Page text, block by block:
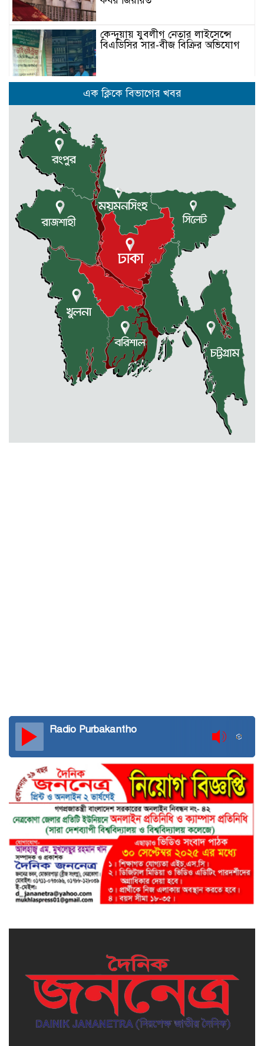
কেন্দুয়ায় যুবলীগ নেতার লাইসেন্সে
বিএডিসির সার-বীজ বিক্রির অভিযোগ
মোহনগঞ্জের পাইলট স্কুলের এডহক
কমিটির সভাপতি জাহাঙ্গীর আলম ভিপি
পূর্বধলায় রুক্কু মিয়াকে হত্যা চেষ্টার
আসামীদের গ্রেফতারের দাবীতে মানবন্ধন
ও বিক্ষোভ মিছিল
আবশ্যক
নেত্রকোনার দুর্গাপুরে ৬৩ বোতল
ভারতীয় মদসহ আটক -২
কেন্দুয়ায় ফাইভ ব্রাদার্স সোশাল
ওয়েলফেয়ার এসোসিয়েশনের উদ্যোগে
বৃক্ষরোপণ কর্মসূচী
মোহনগঞ্জ উপজেলা স্বাস্থ্য কম্প্লেক্স
কর্মকর্তা ডা. মোমেনুল এর অকাল মৃত্যু
অর্গানাইজেশনের উদ্যোগে ফ্রি মেডিক্যাল
ক্যাম্প অনুষ্ঠিত
এক ক্লিকে বিভাগের খবর
Radio Purbakantho